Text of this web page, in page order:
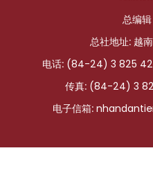
多功能
图表新
图库
总编
总社地址: 越
电话: (84-24) 3 825
传真: (84-24) 3
电子信箱: